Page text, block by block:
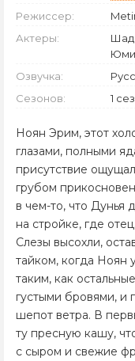
Режиссер:
Актеры:
Озвучка:
Сезонов:
1
Ноян Эрим, этот
глазами, полными
присутствие
грубом
в чем-то, что Дунья
на стройке, где
Слезы высохли,
тайком, когда Ноян
таким, как
густыми бровями, и
шепот ветра. В
ту пресную кашу,
с сыром и свежие